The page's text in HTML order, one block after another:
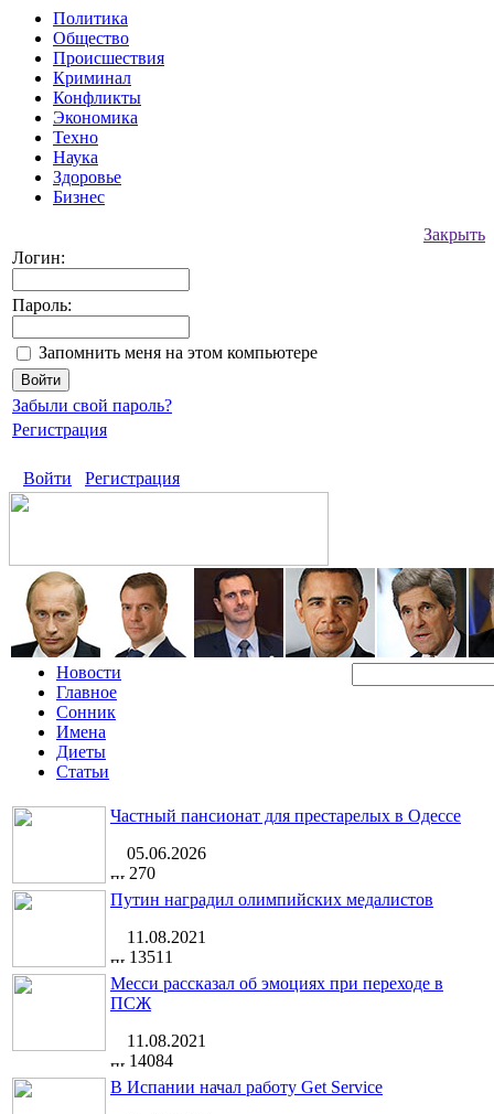
Политика
Общество
Происшествия
Криминал
Конфликты
Экономика
Техно
Наука
Здоровье
Бизнес
Закрыть
Логин:
Пароль:
Запомнить меня на этом компьютере
Забыли свой пароль?
Регистрация
Войти Регистрация
Новости
Главное
Сонник
Имена
Диеты
Статьи
Частный пансионат для престарелых в Одессе
05.06.2026
270
Путин наградил олимпийских медалистов
11.08.2021
13511
Месси рассказал об эмоциях при переходе в
ПСЖ
11.08.2021
14084
В Испании начал работу Get Service